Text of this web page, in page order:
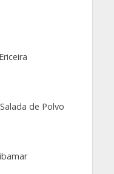
de Polvo